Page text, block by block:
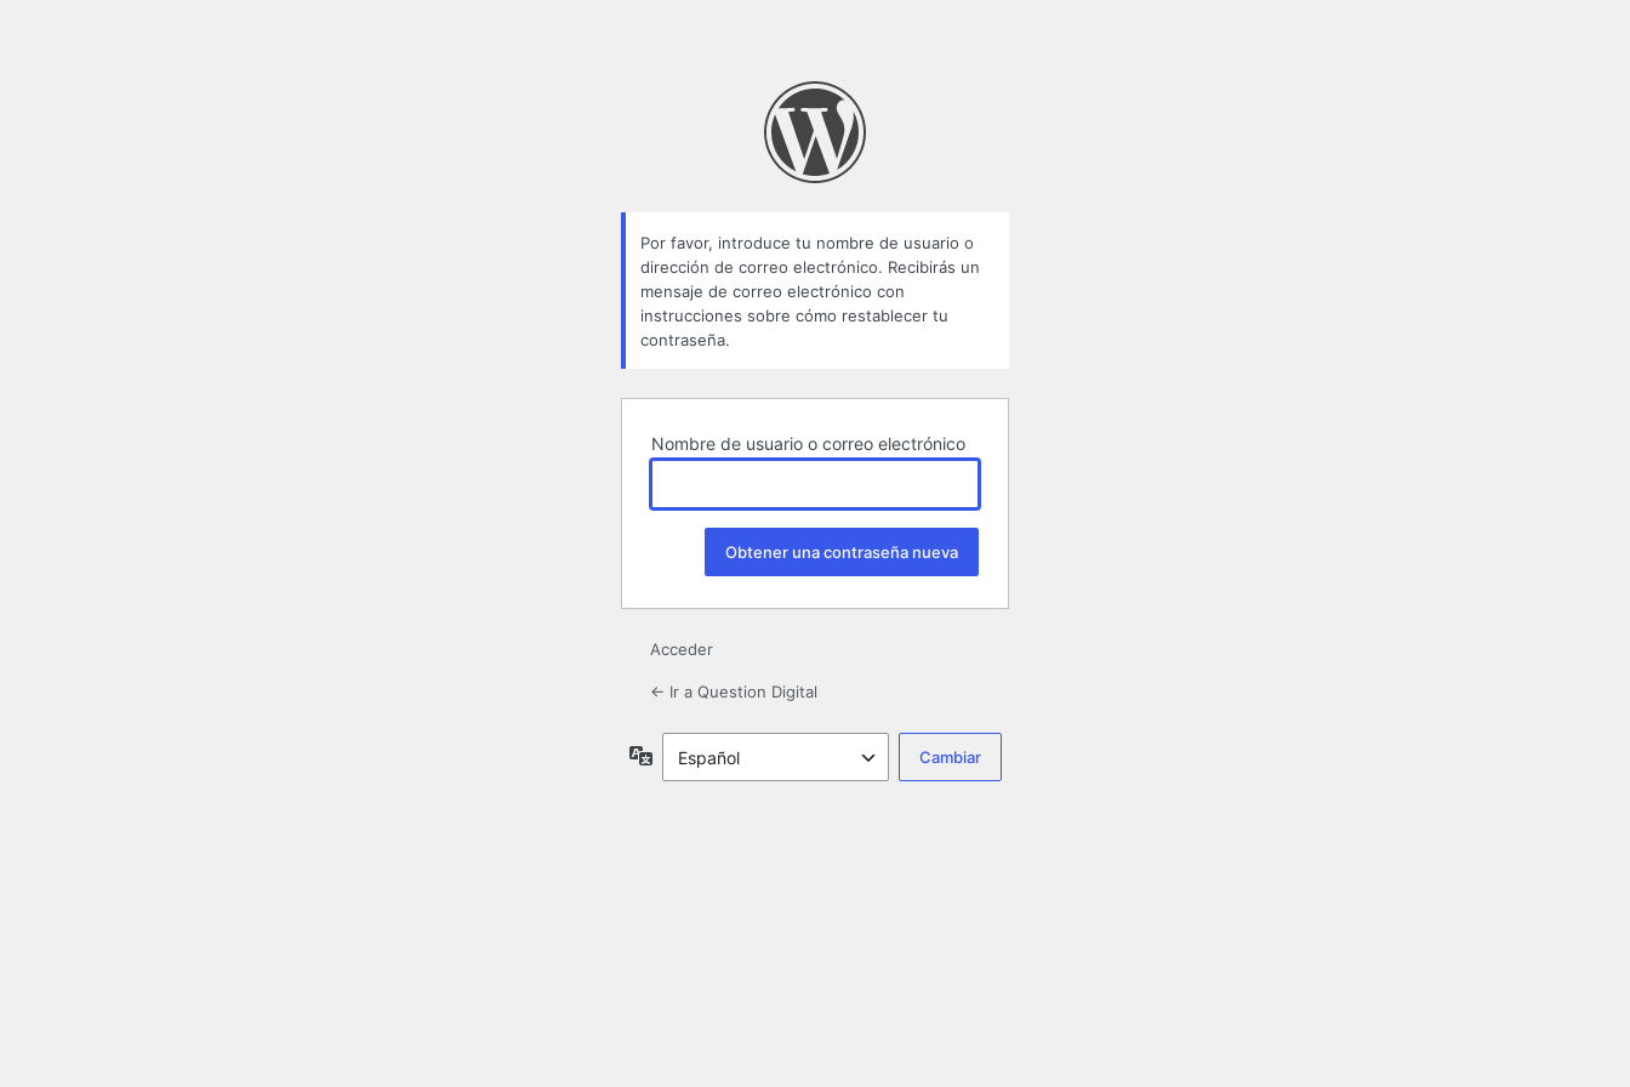
Por favor, introduce tu nombre de usuario o
dirección de correo electrónico. Recibirás un
mensaje de correo electrónico con
instrucciones sobre cómo restablecer tu
contraseña.
Nombre de usuario o correo electrónico
Acceder
← Ir a Question Digital
Idioma